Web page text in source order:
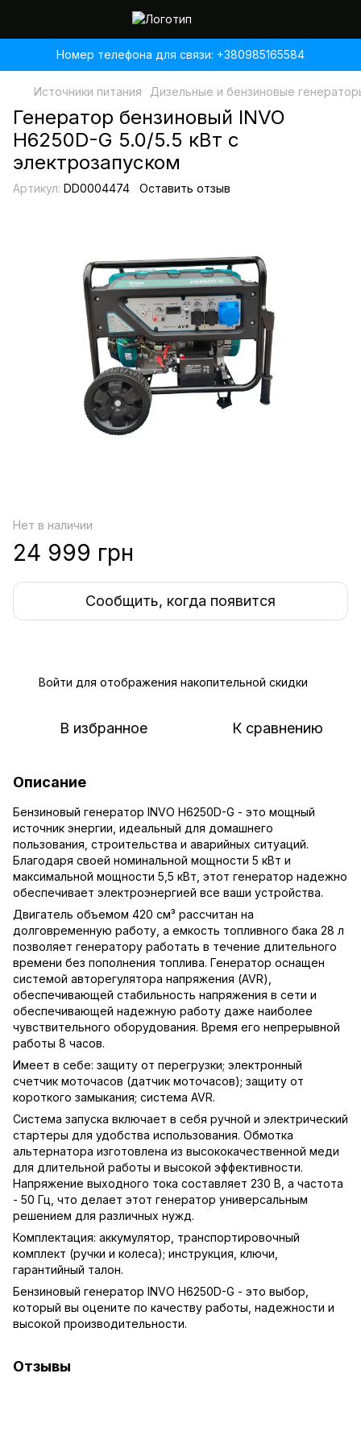
Номер телефона для связи: +380985165584
Источники питания Дизельные и бензиновые
Генератор бензиновый INVO
H6250D-G 5.0/5.5 кВт с
электрозапуском
Артикул: DD0004474 Оставить отзыв
Нет в наличии
24 999 грн
Сообщить, когда появится
Войти для отображения накопительной скидки
В избранное К сравнению
Описание
Бензиновый генератор INVO H6250D-G - это мощный
источник энергии, идеальный для домашнего
пользования, строительства и аварийных ситуаций.
Благодаря своей номинальной мощности 5 кВт и
максимальной мощности 5,5 кВт, этот генератор надежно
обеспечивает электроэнергией все ваши устройства.
Двигатель объемом 420 см³ рассчитан на
долговременную работу, а емкость топливного бака 28 л
позволяет генератору работать в течение длительного
времени без пополнения топлива. Генератор оснащен
системой авторегулятора напряжения (AVR),
обеспечивающей стабильность напряжения в сети и
обеспечивающей надежную работу даже наиболее
чувствительного оборудования. Время его непрерывной
работы 8 часов.
Имеет в себе: защиту от перегрузки; электронный
счетчик моточасов (датчик моточасов); защиту от
короткого замыкания; система AVR.
Система запуска включает в себя ручной и электрический
стартеры для удобства использования. Обмотка
альтернатора изготовлена из высококачественной меди
для длительной работы и высокой эффективности.
Напряжение выходного тока составляет 230 В, а частота
- 50 Гц, что делает этот генератор универсальным
решением для различных нужд.
Комплектация: аккумулятор, транспортировочный
комплект (ручки и колеса); инструкция, ключи,
гарантийный талон.
Бензиновый генератор INVO H6250D-G - это выбор,
который вы оцените по качеству работы, надежности и
высокой производительности.
Отзывы